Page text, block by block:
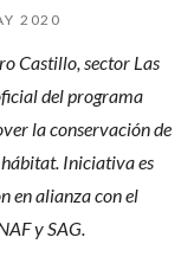
2020
Castillo, sector Las
del programa
la conservación de
hábitat. Iniciativa es
en alianza con el
y SAG.